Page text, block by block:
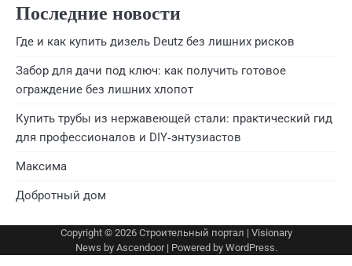
Последние новости
Где и как купить дизель Deutz без лишних рисков
Забор для дачи под ключ: как получить готовое
ограждение без лишних хлопот
Купить трубы из нержавеющей стали: практический гид
для профессионалов и DIY‑энтузиастов
Максима
Добротный дом
Copyright © 2026 Строительный портал | Visionary
News by Ascendoor| Powered by WordPress.